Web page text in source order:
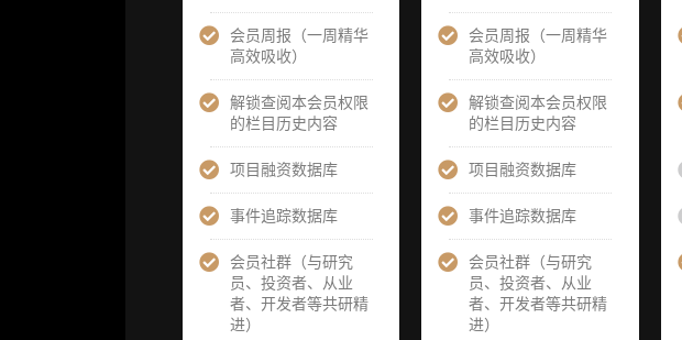
会员周报（一周精华
高效吸收）
解锁查阅本会员权限
的栏目历史内容
项目融资数据库
事件追踪数据库
会员社群（与研究
员、投资者、从业
者、开发者等共研精
进）
会员周报（一周精华
高效吸收）
解锁查阅本会员权限
的栏目历史内容
项目融资数据库
事件追踪数据库
会员社群（与研究
员、投资者、从业
者、开发者等共研精
进）
重点研究方向
前瞻栏目（获
项目及研究方
向预告，提前
了解核心观察
究计划）
提前获取研报
权（ 3 次，官
方发布研报预
告后可根据请
求领先市场以
提前解锁）
重点研究方向
前瞻栏目（获
项目及研究方
向预告，提前
了解核心观察
变量与后续研
究计划）
提前获取研报
权（ 6 次，官
方发布研报预
告后可根据请
求领先市场以
提前解锁）
重点研究方向
项目及研究方
向预告，提前
提前获取研报
权（不限次，
官方发布研报
预告后可根据
请求领先市场